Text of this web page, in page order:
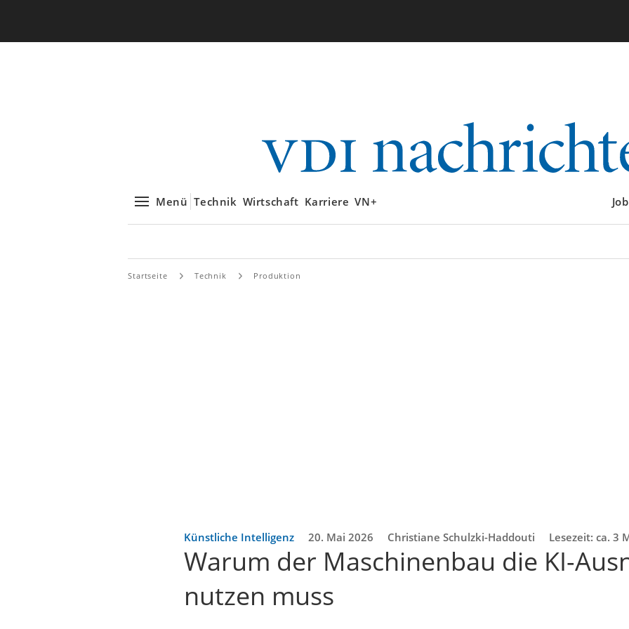
Menü Technik Wirtschaft Karriere VN+
Startseite Technik Produktion
Künstliche Intelligenz 20. Mai 2026 Christiane Schulzki-Haddouti Lesezeit: ca. 3
Warum der Maschinenbau die KI-
nutzen muss